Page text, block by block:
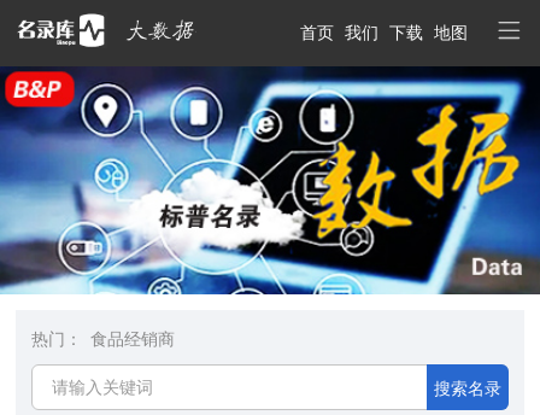
首页 我们 下载 地图
热门： 食品经销商
搜索名录